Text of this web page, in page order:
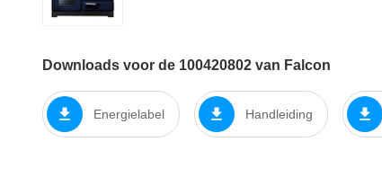
Downloads voor de 100420802 van Falcon
Energielabel Handleiding